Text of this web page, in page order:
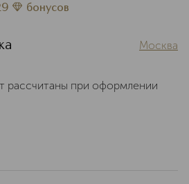
бонусов
Москва
рассчитаны при оформлении